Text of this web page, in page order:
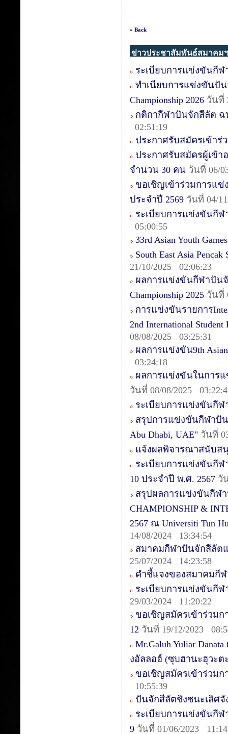
« Back
ข่าวประชาสัมพันธ์สมาคมฯ
ระเบียบการแข่งขันกีฬ
ทำเนียบการแข่งขันปันจั
Championship 2026 วันที่
กติกากีฬาปันจักสีลัต ฉบั
02:51:19
ประกาศรับสมัครเข้า
ประกาศรับสมัครผู้เข้า
จำนวน 30 คน วันที่ 06/
ขอเชิญเข้าร่วมการแ
ประจำปี 2569 วันที่ 04/
ระเบียบการแข่งขันกีฬ
05:00:55
33rd Asian Youth
South East Asia
21/10/2025 02:06:23
ผลการแข่งขันกีฬาปันจั
Championship 2025 วันที่
การแข่งขันรายการ
2nd International Student
08/08/2025 03:25:31
ผลการแข่งขัน9th Asian
03:24:18
ผลการแข่งขันในการแข่
วันที่ 08/08/2025
ระเบียบการแข่งขันกีฬ
สรุปการแข่งขันกีฬาปันจั
Abu Dhabi, UAE" วันที่
แจ้งผลพิจารณาสนับส
ระเบียบการแข่งขันกีฬ
10 ประจำปี พ.ศ. 2567 วั
สรุปผลการแข่งขันกีฬา
CHAMPIONSHIP &
2567 ณ Universiti Tun
14/08/2024 13:34:54
สมาคมกีฬาปันจักสีลัต
25/07/2024 14:23:58
คำชี้แจงของสมาคมกี
ระเบียบการแข่งขันกีฬ
29/03/2024 11:20:22
ขอเชิญสมัครเข้าร่วม
12 วันที่ 19/12/2023
Mr.Galuh Yuliar
งอัลลอฮ์ (ซุบฮานะฮุวะ
ขอเชิญสมัครเข้าร่วมก
10:55:39
ปันจักสีลัตชิงชนะเลิศ
ระเบียบการแข่งขันกีฬ
9 วันที่ 01/06/2023